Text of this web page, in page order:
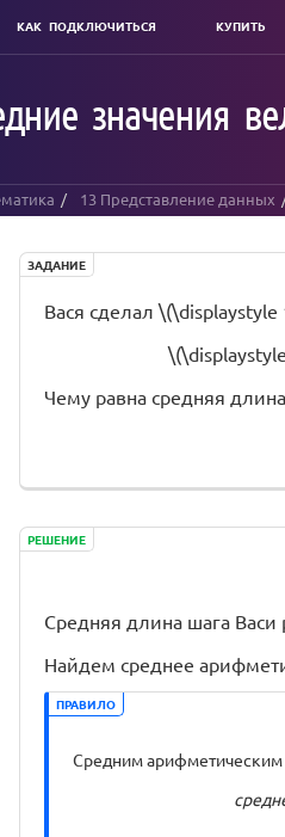
КАК ПОДКЛЮЧИТЬСЯ КУПИТЬ
значения
13 Представление данных
ЗАДАНИЕ
Вася сделал
Чему равна средняя
РЕШЕНИЕ
Средняя длина шага
Найдем среднее
ПРАВИЛО
Средним арифметическим